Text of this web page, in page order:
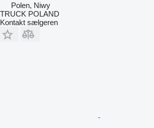
Polen, Niwy
TRUCK POLAND
Kontakt sælgeren